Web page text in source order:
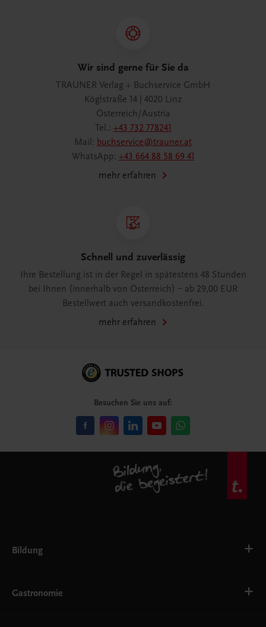
Wir sind gerne für Sie da
TRAUNER Verlag + Buchservice GmbH
Köglstraße 14 | 4020 Linz
Österreich/Austria
Tel.: +43 732 778241
Mail: buchservice@trauner.at
WhatsApp: +43 664 88 58 69 41
mehr erfahren
Schnell und zuverlässig
Ihre Bestellung ist in der Regel in spätestens 48 Stunden
bei Ihnen (innerhalb von Österreich) – ab 29,00 EUR
Bestellwert auch versandkostenfrei.
mehr erfahren
Besuchen Sie uns auf:
Bildung
AHS
Gastronomie